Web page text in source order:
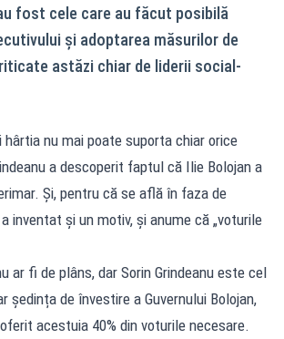
fost cele care au făcut posibilă
și adoptarea măsurilor de
astăzi chiar de liderii social-
hârtia nu mai poate suporta chiar orice
a descoperit faptul că Ilie Bolojan a
Și, pentru că se află în faza de
inventat și un motiv, și anume că „voturile
ar fi de plâns, dar Sorin Grindeanu este cel
ședința de învestire a Guvernului Bolojan,
acestuia 40% din voturile necesare.